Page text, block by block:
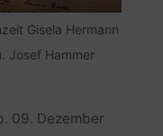
Gisela Hermann
Josef Hammer
09. Dezember